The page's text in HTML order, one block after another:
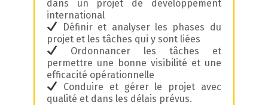
dans un projet de développement
international
Définir et analyser les phases du
projet et les tâches qui y sont liées
Ordonnancer les tâches et
permettre une bonne visibilité et une
efficacité opérationnelle
Conduire et gérer le projet avec
qualité et dans les délais prévus.